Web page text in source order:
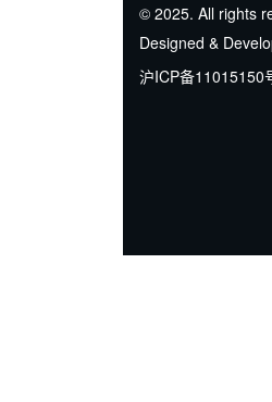
© 2025. All rights
Designed &
沪ICP备11015150